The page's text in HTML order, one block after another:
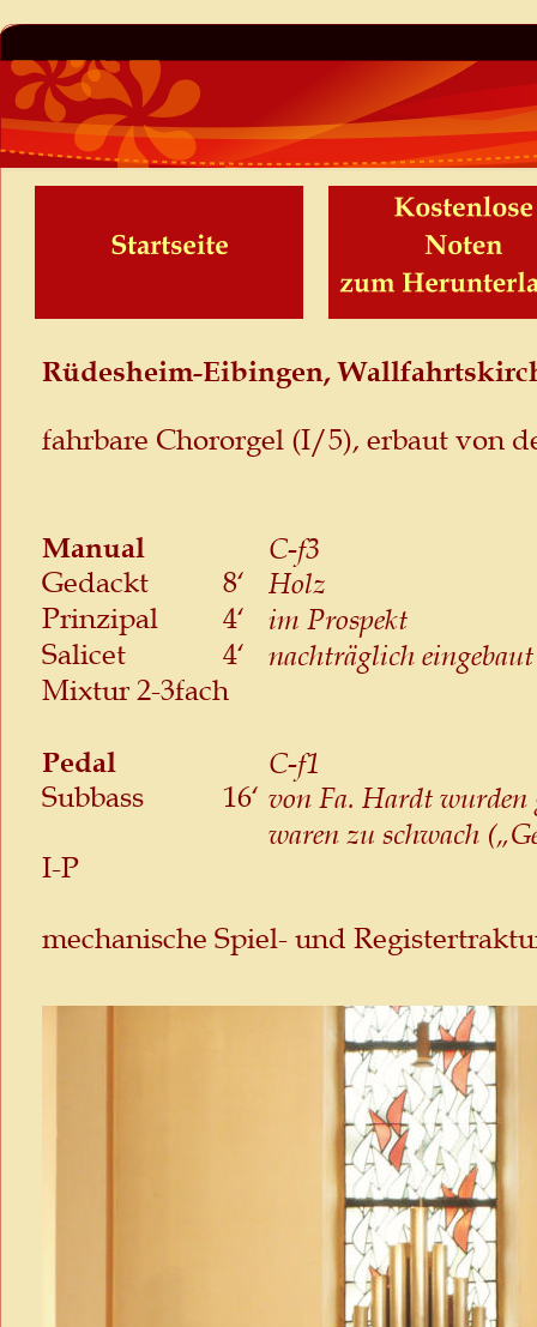
Rüdesheim-Eibingen,
fahrbare Chororgel (I/5), erbaut von
Manual C-f3
Gedackt 8‘ Holz
Prinzipal 4‘ im Prospekt
Salicet 4‘ nachträglich
Mixtur 2-3fach
Pedal C-f1
Subbass 16‘ von Fa. Hardt wurden
waren zu schwach
I-P
mechanische Spiel- und